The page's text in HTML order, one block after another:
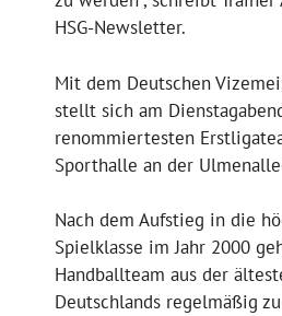
HSG-Newsletter.
Mit dem Deutschen
stellt sich am
renommiertesten
Sporthalle an der
Nach dem Aufstieg in die
Spielklasse im Jahr 2000
Handballteam aus der
Deutschlands regelmäßig